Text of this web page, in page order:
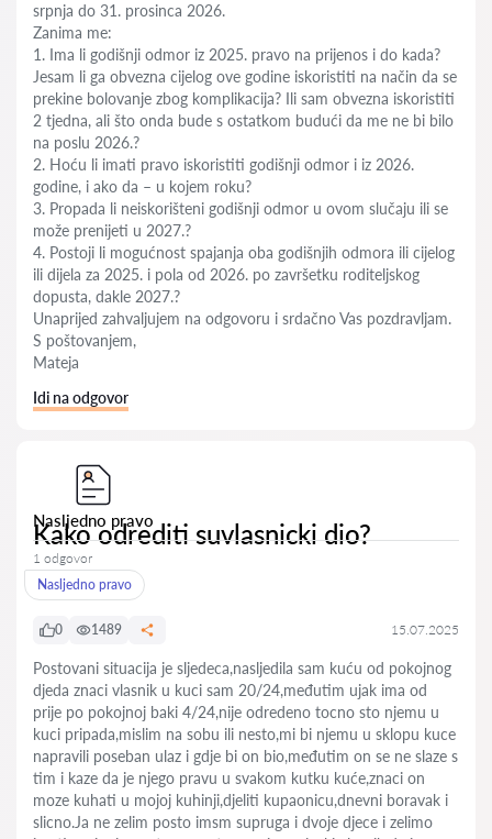
srpnja do 31. prosinca 2026.
Zanima me:
1. Ima li godišnji odmor iz 2025. pravo na prijenos i do kada?
Jesam li ga obvezna cijelog ove godine iskoristiti na način da se
prekine bolovanje zbog komplikacija? Ili sam obvezna iskoristiti
2 tjedna, ali što onda bude s ostatkom budući da me ne bi bilo
na poslu 2026.?
2. Hoću li imati pravo iskoristiti godišnji odmor i iz 2026.
godine, i ako da – u kojem roku?
3. Propada li neiskorišteni godišnji odmor u ovom slučaju ili se
može prenijeti u 2027.?
4. Postoji li mogućnost spajanja oba godišnjih odmora ili cijelog
ili dijela za 2025. i pola od 2026. po završetku roditeljskog
dopusta, dakle 2027.?
Unaprijed zahvaljujem na odgovoru i srdačno Vas pozdravljam.
S poštovanjem,
Mateja
Idi na odgovor
Nasljedno pravo
Kako odrediti suvlasnicki dio?
1 odgovor
Nasljedno pravo
0 1489 15.07.2025
Postovani situacija je sljedeca,nasljedila sam kuću od pokojnog
djeda znaci vlasnik u kuci sam 20/24,međutim ujak ima od
prije po pokojnoj baki 4/24,nije odredeno tocno sto njemu u
kuci pripada,mislim na sobu ili nesto,mi bi njemu u sklopu kuce
napravili poseban ulaz i gdje bi on bio,međutim on se ne slaze s
tim i kaze da je njego pravu u svakom kutku kuće,znaci on
moze kuhati u mojoj kuhinji,djeliti kupaonicu,dnevni boravak i
slicno.Ja ne zelim posto imsm supruga i dvoje djece i zelimo